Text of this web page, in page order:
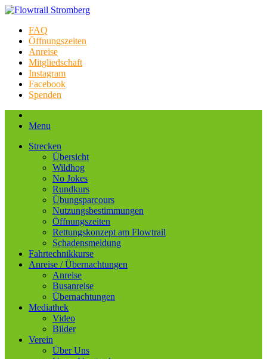
FAQ
Öffnungszeiten
Anreise
Mitgliedschaft
Instagram
Facebook
Spenden
Menu
Strecken
Übersicht
Wildhog
No Jokes
Rundkurs
Übungsparcours
Nutzungsbestimmungen
Öffnungszeiten
Rettungskonzept am Flowtrail
Schadensmeldung
Fahrtechnikkurse
Anreise / Übernachtungen
Anreise
Busanreise
Übernachtungen
Mediathek
Video
Bilder
Verein
Über Uns